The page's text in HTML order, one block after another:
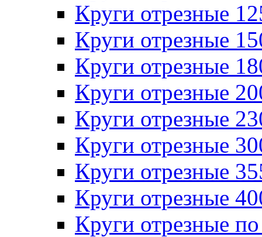
Круги отрезные
Круги отрезные
Круги отрезные
Круги отрезные
Круги отрезные
Круги отрезные
Круги отрезные
Круги отрезные
Круги отрезные